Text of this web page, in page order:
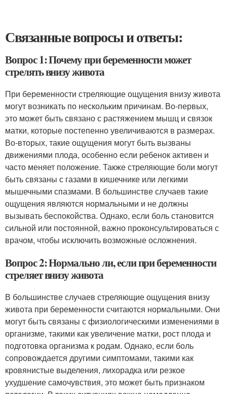
Связанные вопросы и ответы:
Вопрос 1: Почему при беременности может
стрелять внизу живота
При беременности стреляющие ощущения внизу живота
могут возникать по нескольким причинам. Во-первых,
это может быть связано с растяжением мышц и связок
матки, которые постепенно увеличиваются в размерах.
Во-вторых, такие ощущения могут быть вызваны
движениями плода, особенно если ребенок активен и
часто меняет положение. Также стреляющие боли могут
быть связаны с газами в кишечнике или легкими
мышечными спазмами. В большинстве случаев такие
ощущения являются нормальными и не должны
вызывать беспокойства. Однако, если боль становится
сильной или постоянной, важно проконсультироваться с
врачом, чтобы исключить возможные осложнения.
Вопрос 2: Нормально ли, если при беременности
стреляет внизу живота
В большинстве случаев стреляющие ощущения внизу
живота при беременности считаются нормальными. Они
могут быть связаны с физиологическими изменениями в
организме, такими как увеличение матки, рост плода и
подготовка организма к родам. Однако, если боль
сопровождается другими симптомами, такими как
кровянистые выделения, лихорадка или резкое
ухудшение самочувствия, это может быть признаком